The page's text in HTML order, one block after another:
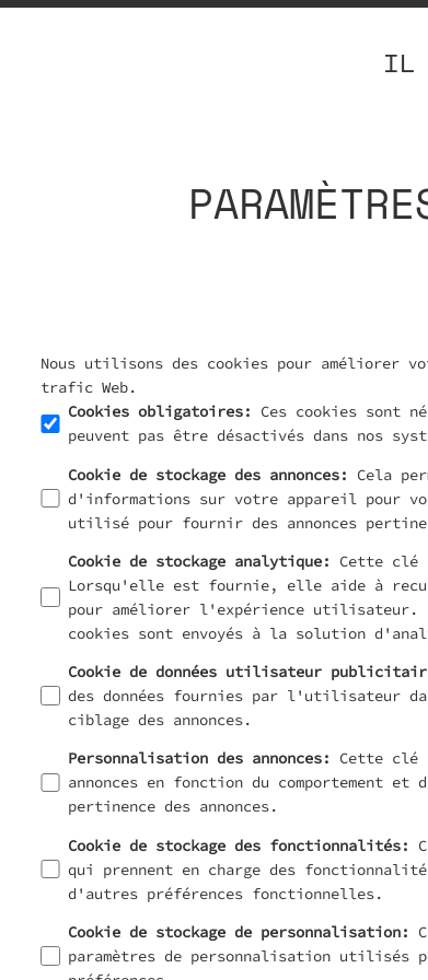
IL
Nous utilisons des cookies pour améliorer
trafic Web.
Cookies obligatoires:
Ces cookies sont
peuvent pas être désactivés dans nos
Cookie de stockage des annonces:
Cela
d'informations sur votre appareil pour
utilisé pour fournir des annonces
Cookie de stockage analytique:
Cette clé
Lorsqu'elle est fournie, elle aide à
pour améliorer l'expérience utilisateur.
cookies sont envoyés à la solution
Cookie de données utilisateur
des données fournies par
ciblage des annonces.
Personnalisation des annonces:
Cette clé
annonces en fonction du
pertinence des annonces.
Cookie de stockage des fonctionnalités:
qui prennent en charge des
d'autres préférences fonctionnelles.
Cookie de stockage de personnalisation:
paramètres de personnalisation utilisés